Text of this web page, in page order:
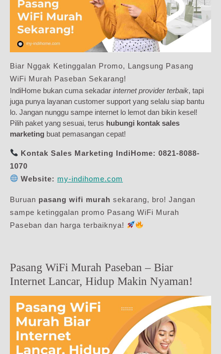
Biar Nggak Ketinggalan Promo, Langsung Pasang
WiFi Murah Paseban Sekarang!
IndiHome bukan cuma sekadar internet provider terbaik, tapi
juga punya layanan customer support yang selalu siap bantu
lo. Jangan nunggu sampe internet lo lemot dan bikin kesel!
Pilih paket yang sesuai, terus hubungi kontak sales
marketing buat pemasangan cepat!
Kontak Sales Marketing IndiHome: 0821-8088-
1070
Website: my-indihome.com
Buruan pasang wifi murah sekarang, bro! Jangan
sampe ketinggalan promo Pasang WiFi Murah
Paseban dan harga terbaiknya!
Pasang WiFi Murah Paseban – Biar
Internet Lancar, Hidup Makin Nyaman!